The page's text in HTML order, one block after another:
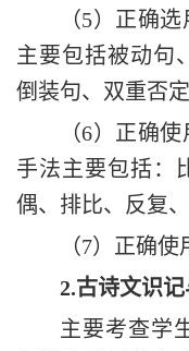
（5）正确选
主要包括被动句
倒装句、双重否
（6） 正确使
手法主要包括：
偶、排比、反复
（7） 正确使
2.古诗文识
主要考查学